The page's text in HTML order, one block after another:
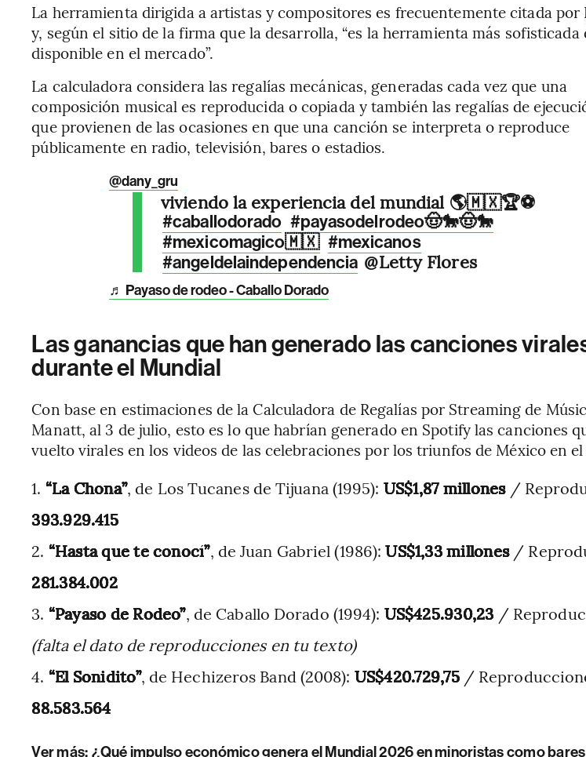
La herramienta dirigida a artistas y compositores es frecuentemente citada por
y, según el sitio de la firma que la desarrolla, “es la herramienta más sofisticada
disponible en el mercado”.
La calculadora considera las regalías mecánicas, generadas cada vez que una
composición musical es reproducida o copiada y también las regalías de
que provienen de las ocasiones en que una canción se interpreta o reproduce
públicamente en radio, televisión, bares o estadios.
@dany_gru
viviendo la experiencia del mundial 🌎🇲🇽🏆⚽
#caballodorado #payasodelrodeo🤠🐎🤠🐎
#mexicomagico🇲🇽 #mexicanos
#angeldelaindependencia@Letty Flores
♬ Payaso de rodeo - Caballo Dorado
Las ganancias que han generado las canciones
durante el Mundial
Con base en estimaciones de la Calculadora de Regalías por Streaming de
Manatt, al 3 de julio, esto es lo que habrían generado en Spotify las canciones
vuelto virales en los videos de las celebraciones por los triunfos de México en
“La Chona”, de Los Tucanes de Tijuana (1995): US$1,87 millones/
393.929.415
“Hasta que te conocí”, de Juan Gabriel (1986):US$1,33 millones/
281.384.002
“Payaso de Rodeo”, de Caballo Dorado (1994): US$425.930,23 /
(falta el dato de reproducciones en tu texto)
“El Sonidito”, de Hechizeros Band (2008): US$420.729,75/
88.583.564
Ver más: ¿Qué impulso económico genera el Mundial 2026 en minoristas como